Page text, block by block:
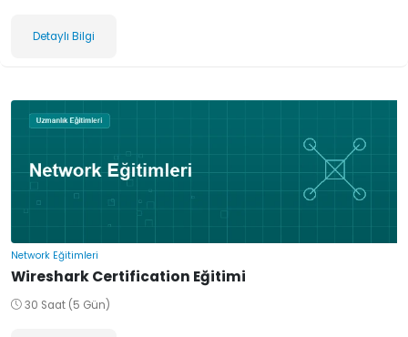
Detaylı Bilgi
Network Eğitimleri
Wireshark Certification Eğitimi
30 Saat (5 Gün)